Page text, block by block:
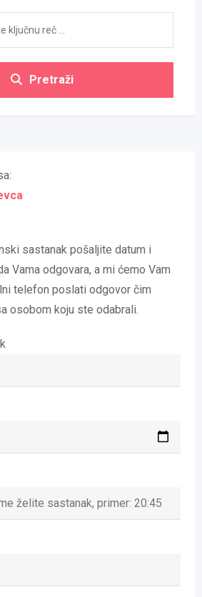
Pretraži
sastanak pošaljite datum i
Vama odgovara, a mi ćemo Vam
telefon poslati odgovor čim
osobom koju ste odabrali.